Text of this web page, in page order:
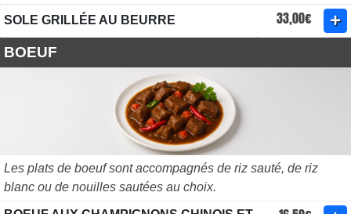
SOLE GRILLÉE AU BEURRE 33,00€
BOEUF
Les plats de boeuf sont accompagnés de riz sauté, de riz
blanc ou de nouilles sautées au choix.